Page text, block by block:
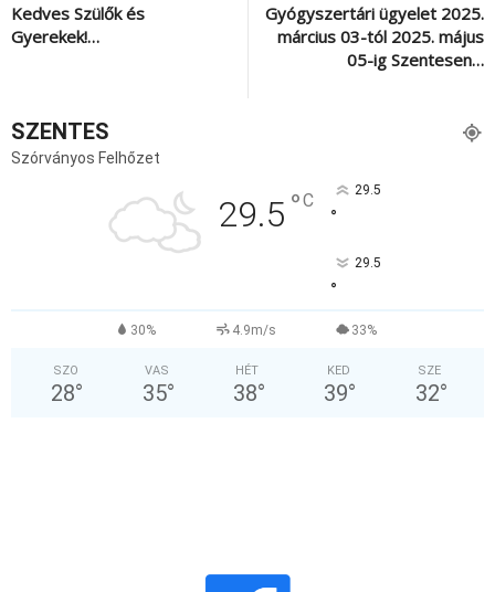
Kedves Szülők és
Gyerekek!…
Gyógyszertári ügyelet 2025.
március 03-tól 2025. május
05-ig Szentesen…
SZENTES
Szórványos Felhőzet
29.5 °C 29.5
°
29.5
°
30% 4.9m/s 33%
SZO
28°
VAS
35°
HÉT
38°
KED
39°
SZE
32°